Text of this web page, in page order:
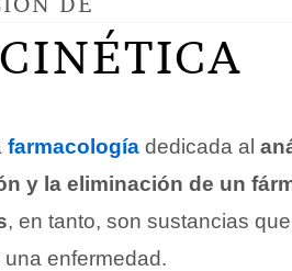
farmacología dedicada al
y la eliminación de un
, en tanto, son sustancias
enfermedad.